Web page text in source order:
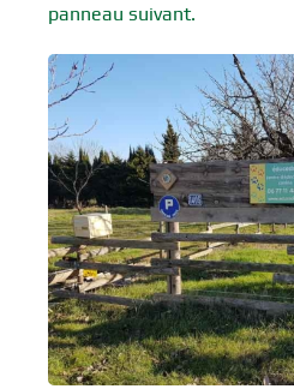
panneau suivant.